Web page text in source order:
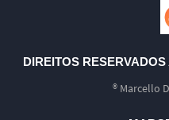
DIREITOS
Marcello